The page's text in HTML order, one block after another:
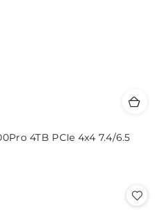
4TB PCIe 4x4 7.4/6.5